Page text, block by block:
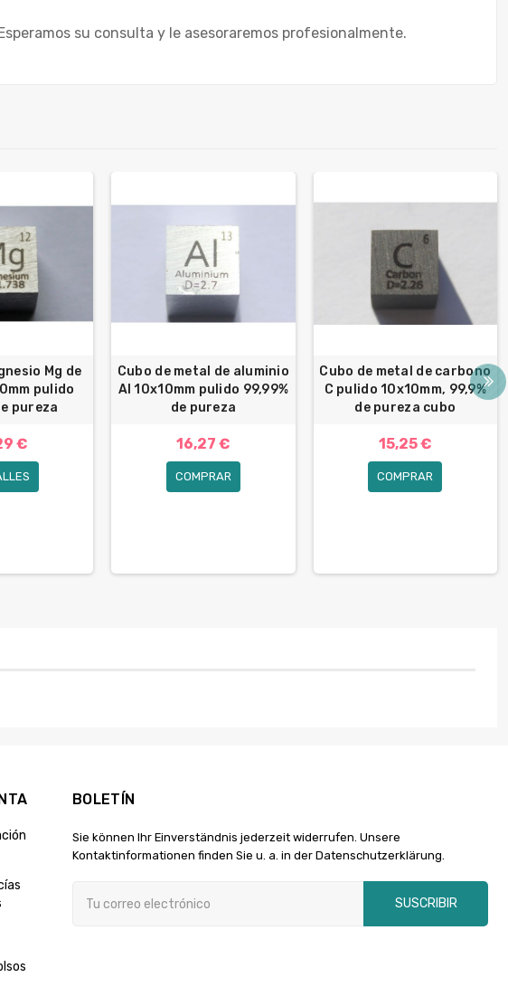
su consulta y le asesoraremos profesionalmente.
Mg de
pulido
pureza
€
Cubo de metal de aluminio
Al 10x10mm pulido 99,99%
de pureza
16,27 €
COMPRAR
Cubo de metal de carbono
C pulido 10x10mm, 99,9%
de pureza cubo
15,25 €
COMPRAR
BOLETÍN
Sie können Ihr Einverständnis jederzeit widerrufen. Unsere
Kontaktinformationen finden Sie u. a. in der Datenschutzerklärung.
SUSCRIBIR